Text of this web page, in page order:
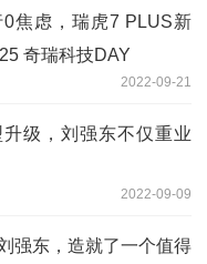
焦虑，瑞虎7 PLUS新
奇瑞科技DAY
2022-09-21
级，刘强东不仅重业
2022-09-09
强东，造就了一个值得